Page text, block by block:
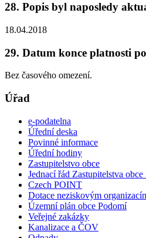
28. Popis byl naposledy
18.04.2018
29. Datum konce platnosti
Bez časového omezení.
Úřad
e-podatelna
Úřední deska
Povinné informace
Úřední hodiny
Zastupitelstvo obce
Jednací řád Zastupitelstva
Czech POINT
Dotace neziskovým
Územní plán obce Podomí
Veřejné zakázky
Kanalizace a ČOV